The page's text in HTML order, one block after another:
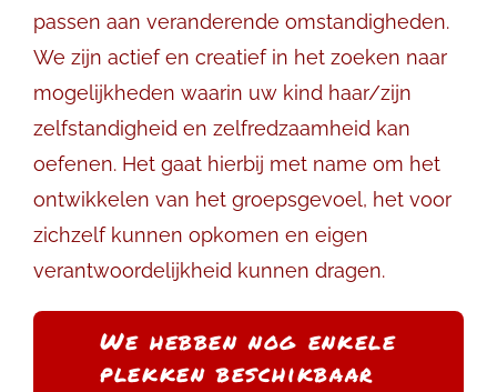
passen aan veranderende omstandigheden.
We zijn actief en creatief in het zoeken naar
mogelijkheden waarin uw kind haar/zijn
zelfstandigheid en zelfredzaamheid kan
oefenen. Het gaat hierbij met name om het
ontwikkelen van het groepsgevoel, het voor
zichzelf kunnen opkomen en eigen
verantwoordelijkheid kunnen dragen.
We hebben nog enkele
plekken beschikbaar